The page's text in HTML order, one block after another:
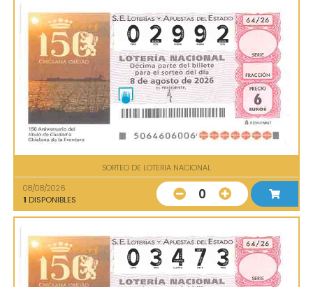
SORTEO DE LOTERIA NACIONAL
08/08/2026
1 DISPONIBLES 0